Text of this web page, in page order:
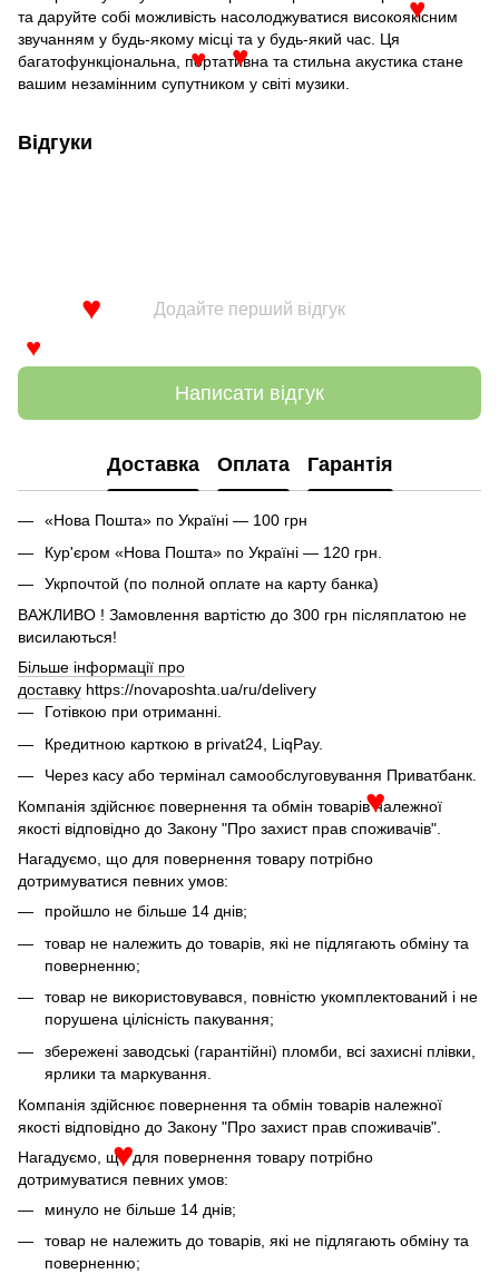
та даруйте собі можливість насолоджуватися високоякісним
звучанням у будь-якому місці та у будь-який час. Ця
багатофункціональна, портативна та стильна акустика стане
вашим незамінним супутником у світі музики.
Відгуки
Додайте перший відгук
Написати відгук
Доставка Оплата Гарантія
«Нова Пошта» по Україні — 100 грн
Кур'єром «Нова Пошта» по Україні — 120 грн.
Укрпочтой (по полной оплате на карту банка)
ВАЖЛИВО ! Замовлення вартістю до 300 грн післяплатою не
висилаються!
Більше інформації про
доставку https://novaposhta.ua/ru/delivery
Готівкою при отриманні.
Кредитною карткою в privat24, LiqPay.
Через касу або термінал самообслуговування Приватбанк.
Компанія здійснює повернення та обмін товарів належної
якості відповідно до Закону "Про захист прав споживачів".
Нагадуємо, що для повернення товару потрібно
дотримуватися певних умов:
пройшло не більше 14 днів;
товар не належить до товарів, які не підлягають обміну та
поверненню;
товар не використовувався, повністю укомплектований і не
порушена цілісність пакування;
збережені заводські (гарантійні) пломби, всі захисні плівки,
ярлики та маркування.
Компанія здійснює повернення та обмін товарів належної
якості відповідно до Закону "Про захист прав споживачів".
Нагадуємо, що для повернення товару потрібно
дотримуватися певних умов:
минуло не більше 14 днів;
товар не належить до товарів, які не підлягають обміну та
поверненню;
♥
♥
♥
♥
♥
♥
♥